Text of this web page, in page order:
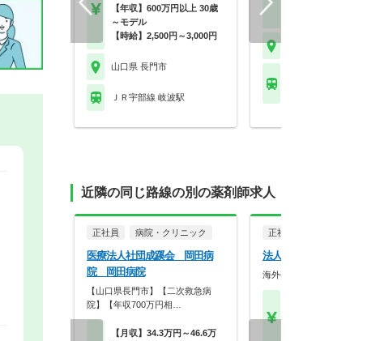
【年収】600万円以上 30歳
～モデル
【時給】2,500円～3,000円
山口県 長門市
ＪＲ宇部線 岐波駅
近隣の同じ路線の別の薬剤師求人
正社員 病院・クリニック
医療法人社団成蹊会 岡田病
院 岡田病院
【山口県長門市】【二次救急病
院】【年収700万円相…
【月収】34.3万円～46.6万
正社員
法人名非公開
海外研修制度を導入しており